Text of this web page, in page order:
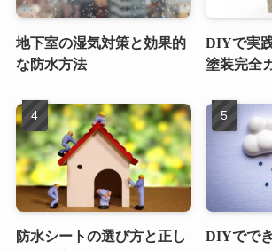
地下室の湿気対策と効果的
な防水方法
DIYで実
塗装完全
防水シートの選び方と正し DIYでで